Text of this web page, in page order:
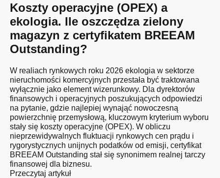
Koszty operacyjne (OPEX) a
ekologia. Ile oszczędza zielony
magazyn z certyfikatem BREEAM
Outstanding?
W realiach rynkowych roku 2026 ekologia w sektorze
nieruchomości komercyjnych przestała być traktowana
wyłącznie jako element wizerunkowy. Dla dyrektorów
finansowych i operacyjnych poszukujących odpowiedzi
na pytanie, gdzie najlepiej wynająć nowoczesną
powierzchnię przemysłową, kluczowym kryterium wyboru
stały się koszty operacyjne (OPEX). W obliczu
nieprzewidywalnych fluktuacji rynkowych cen prądu i
rygorystycznych unijnych podatków od emisji, certyfikat
BREEAM Outstanding stał się synonimem realnej tarczy
finansowej dla biznesu.
Przeczytaj artykuł